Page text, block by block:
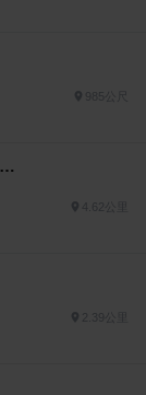
985公尺
CAMA COFFEE ROASTERS 豆留森林
4.62公里
2.39公里